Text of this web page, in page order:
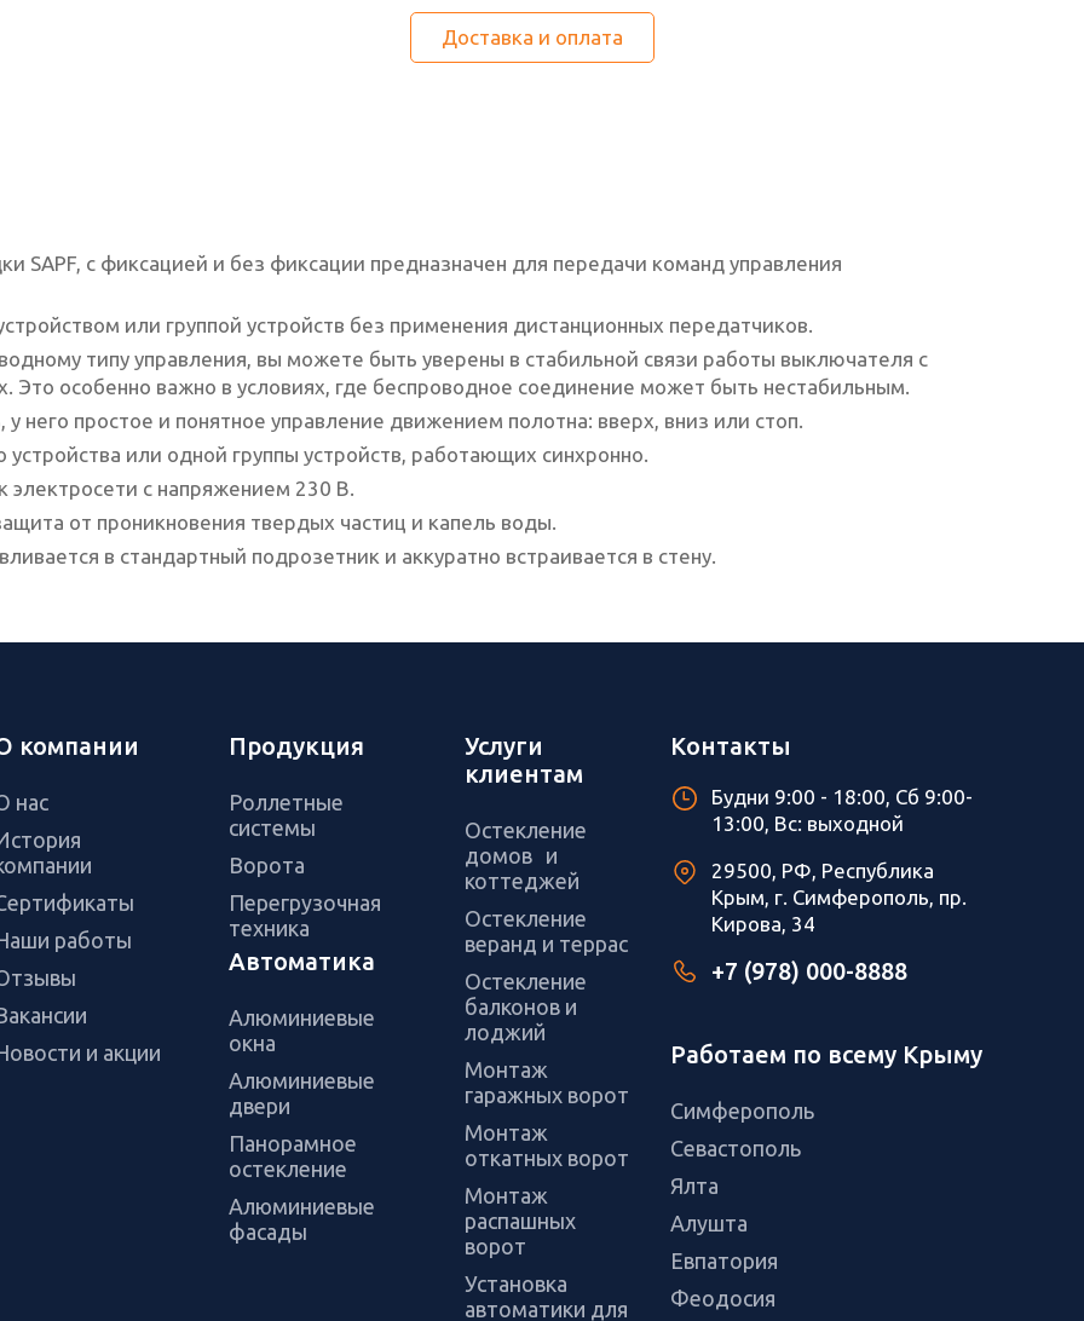
Доставка и оплата
SAPF, с фиксацией и без фиксации предназначен для передачи команд управления
или группой устройств без применения дистанционных передатчиков.
типу управления, вы можете быть уверены в стабильной связи работы выключателя с
Это особенно важно в условиях, где беспроводное соединение может быть нестабильным.
него простое и понятное управление движением полотна: вверх, вниз или стоп.
или одной группы устройств, работающих синхронно.
с напряжением 230 В.
от проникновения твердых частиц и капель воды.
в стандартный подрозетник и аккуратно встраивается в стену.
компании
нас
работы
и акции
Продукция
Роллетные
системы
Ворота
Перегрузочная
техника
Автоматика
Алюминиевые
окна
Алюминиевые
двери
Панорамное
остекление
Алюминиевые
фасады
Услуги
клиентам
Остекление
домов и
коттеджей
Остекление
веранд и террас
Остекление
балконов и
лоджий
Монтаж
гаражных ворот
Монтаж
откатных ворот
Монтаж
распашных
ворот
Установка
автоматики для
Контакты
Будни 9:00 - 18:00, Сб 9:00-
13:00, Вс: выходной
29500, РФ, Республика
Крым, г. Симферополь, пр.
Кирова, 34
+7 (978) 000-8888
Работаем по всему Крыму
Симферополь
Севастополь
Ялта
Алушта
Евпатория
Феодосия